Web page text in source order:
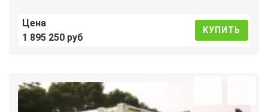
Цена
1 895 250 руб
КУПИТЬ